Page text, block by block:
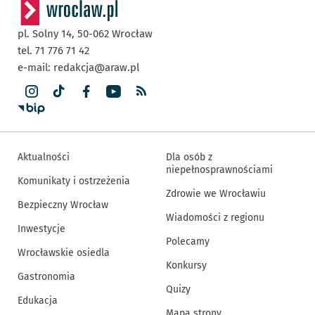
pl. Solny 14, 50-062 Wrocław
tel. 71 776 71 42
e-mail: redakcja@araw.pl
Aktualności
Komunikaty i ostrzeżenia
Bezpieczny Wrocław
Inwestycje
Wrocławskie osiedla
Gastronomia
Edukacja
Dla osób z
niepełnosprawnościami
Zdrowie we Wrocławiu
Wiadomości z regionu
Polecamy
Konkursy
Quizy